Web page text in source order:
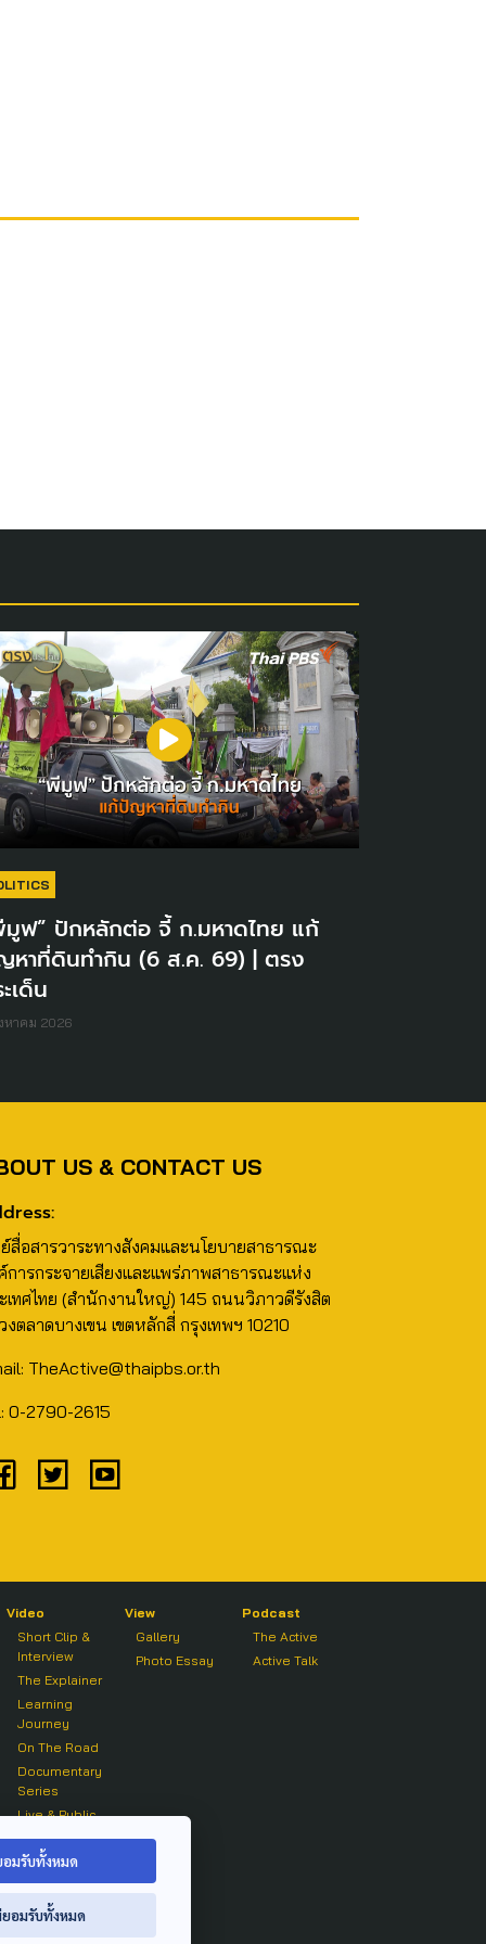
มูฟ” ปักหลักต่อ จี้ ก.มหาดไทย แก้
หาที่ดินทำกิน (6 ส.ค. 69) | ตรง
เด็น
หาคม 2026
US & CONTACT US
สื่อสารวาระทางสังคมและนโยบายสาธารณะ
การกระจายเสียงและแพร่ภาพสาธารณะแห่ง
เทศไทย (สำนักงานใหญ่) 145 ถนนวิภาวดีรังสิต
งตลาดบางเขน เขตหลักสี่ กรุงเทพฯ 10210
TheActive@thaipbs.or.th
0-2790-2615
Video
Short Clip &
Interview
The Explainer
Learning
Journey
On The Road
Documentary
Series
Live & Public
On air Clip
View
Gallery
Photo Essay
Podcast
The Active
Active Talk
อมรับทั้งหมด
ยอมรับทั้งหมด